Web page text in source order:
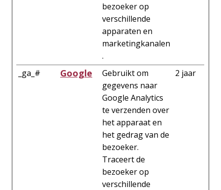
bezoeker op
verschillende
apparaten en
marketingkanalen
.
_ga_# Google
Gebruikt om
gegevens naar
Google Analytics
te verzenden over
het apparaat en
het gedrag van de
bezoeker.
Traceert de
bezoeker op
verschillende
2 jaar